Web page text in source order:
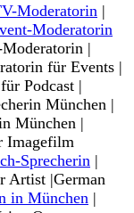
Moderatorin |
Moderatorin
|
für Events |
Podcast |
München |
München |
Imagefilm
Sprecherin |
Artist |German
in München |